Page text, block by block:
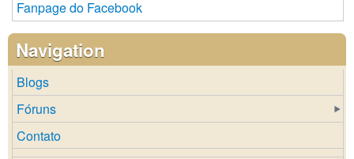
Fanpage do Facebook
Navigation
Blogs
Fóruns
Contato